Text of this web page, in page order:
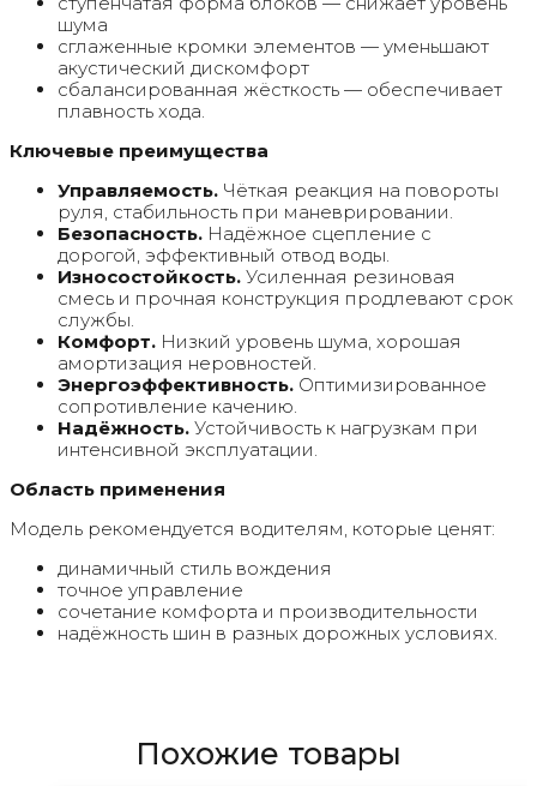
шума
сглаженные кромки элементов — уменьшают
акустический дискомфорт
сбалансированная жёсткость — обеспечивает
плавность хода.
Ключевые преимущества
Управляемость. Чёткая реакция на повороты
руля, стабильность при маневрировании.
Безопасность. Надёжное сцепление с
дорогой, эффективный отвод воды.
Износостойкость. Усиленная резиновая
смесь и прочная конструкция продлевают срок
службы.
Комфорт. Низкий уровень шума, хорошая
амортизация неровностей.
Энергоэффективность. Оптимизированное
сопротивление качению.
Надёжность. Устойчивость к нагрузкам при
интенсивной эксплуатации.
Область применения
Модель рекомендуется водителям, которые ценят:
динамичный стиль вождения
точное управление
сочетание комфорта и производительности
надёжность шин в разных дорожных условиях.
Похожие товары